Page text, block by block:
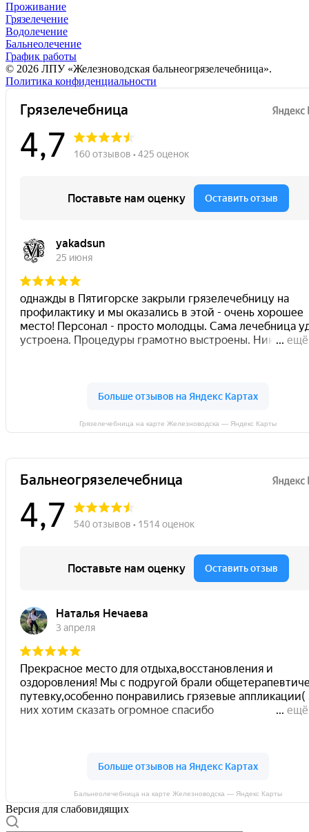
Проживание
Грязелечение
Водолечение
Бальнеолечение
График работы
© 2026 ЛПУ «Железноводская бальнеогрязелечебница».
Политика конфиденциальности
Грязелечебница на карте Железноводска — Яндекс Карты
Бальнеолечебница на карте Железноводска — Яндекс Карты
Версия для слабовидящих